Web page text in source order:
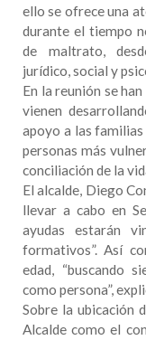
ello se ofrece una
durante el tiempo
de maltrato,
jurídico, social y
En la reunión se
vienen
apoyo a las
personas más
conciliación de la
El alcalde, Diego
llevar a cabo en
ayudas estarán
formativos”. Así
edad, “buscando
como persona”,
Sobre la ubicación
Alcalde como el